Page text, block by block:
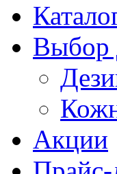
Выбор
Акции